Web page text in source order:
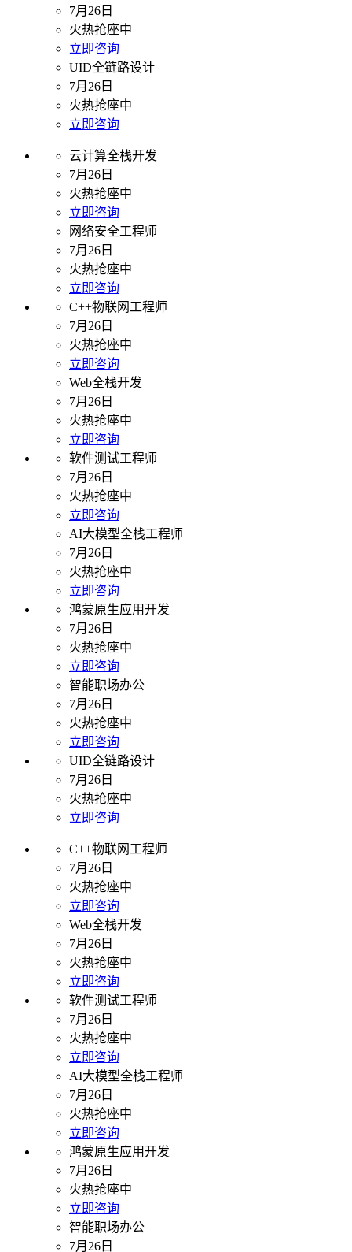
7月26日
火热抢座中
立即咨询
UID全链路设计
7月26日
火热抢座中
立即咨询
云计算全栈开发
7月26日
火热抢座中
立即咨询
网络安全工程师
7月26日
火热抢座中
立即咨询
C++物联网工程师
7月26日
火热抢座中
立即咨询
Web全栈开发
7月26日
火热抢座中
立即咨询
软件测试工程师
7月26日
火热抢座中
立即咨询
AI大模型全栈工程师
7月26日
火热抢座中
立即咨询
鸿蒙原生应用开发
7月26日
火热抢座中
立即咨询
智能职场办公
7月26日
火热抢座中
立即咨询
UID全链路设计
7月26日
火热抢座中
立即咨询
C++物联网工程师
7月26日
火热抢座中
立即咨询
Web全栈开发
7月26日
火热抢座中
立即咨询
软件测试工程师
7月26日
火热抢座中
立即咨询
AI大模型全栈工程师
7月26日
火热抢座中
立即咨询
鸿蒙原生应用开发
7月26日
火热抢座中
立即咨询
智能职场办公
7月26日